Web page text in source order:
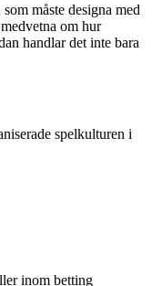
måste designa med
om hur
handlar det inte bara
spelkulturen i
inom betting